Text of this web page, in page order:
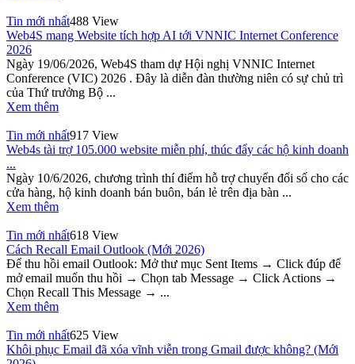
Tin mới nhất488 View
Web4S mang Website tích hợp AI tới VNNIC Internet Conference
2026
Ngày 19/06/2026, Web4S tham dự Hội nghị VNNIC Internet
Conference (VIC) 2026 . Đây là diễn đàn thường niên có sự chủ trì
của Thứ trưởng Bộ ...
Xem thêm
Tin mới nhất917 View
Web4s tài trợ 105.000 website miễn phí, thúc đẩy các hộ kinh doanh
...
Ngày 10/6/2026, chương trình thí điểm hỗ trợ chuyển đổi số cho các
cửa hàng, hộ kinh doanh bán buôn, bán lẻ trên địa bàn ...
Xem thêm
Tin mới nhất618 View
Cách Recall Email Outlook (Mới 2026)
Để thu hồi email Outlook: Mở thư mục Sent Items → Click đúp để
mở email muốn thu hồi → Chọn tab Message → Click Actions →
Chọn Recall This Message → ...
Xem thêm
Tin mới nhất625 View
Khôi phục Email đã xóa vĩnh viễn trong Gmail được không? (Mới